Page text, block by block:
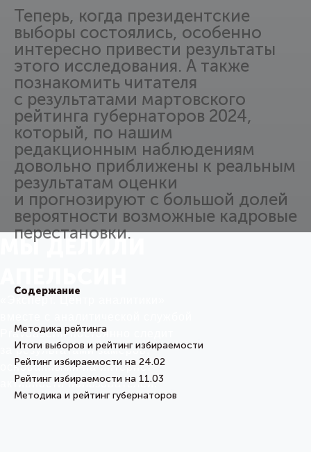
МЫ ДЕЛИЛИ
Pravdaserm постоянно следит
за результатами замеров,
основанными на интернет-
активности пользователей.
Теперь, когда президентские
выборы состоялись, особенно
интересно привести результаты
этого исследования. А также
познакомить читателя
с результатами мартовского
рейтинга губернаторов 2024,
который, по нашим
редакционным наблюдениям
довольно приближены к реальным
результатам оценки
и прогнозируют с большой долей
вероятности возможные кадровые
перестановки.
Содержание
Методика рейтинга
Итоги выборов и рейтинг избираемости
Рейтинг избираемости на 24.02
Рейтинг избираемости на 11.03
Методика и рейтинг губернаторов